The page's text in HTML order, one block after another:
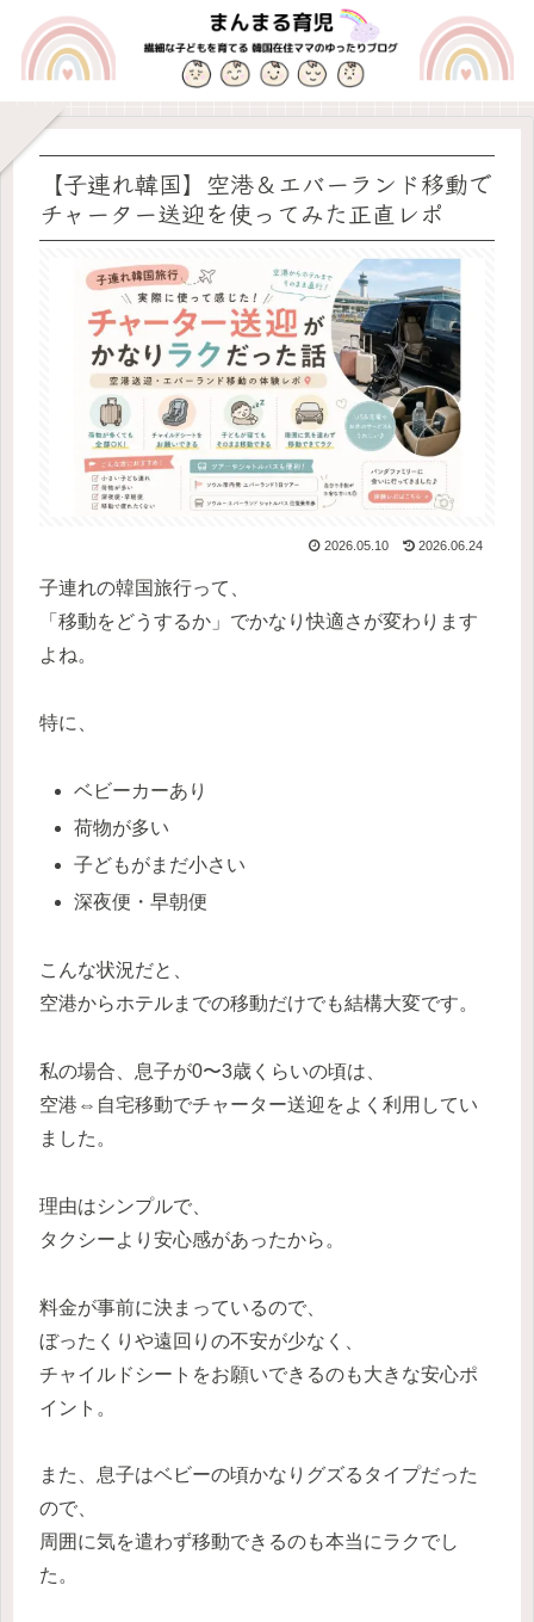
【子連れ韓国】空港＆エバーランド移動で
チャーター送迎を使ってみた正直レポ
2026.05.10 2026.06.24
子連れの韓国旅行って、
「移動をどうするか」でかなり快適さが変わります
よね。
特に、
ベビーカーあり
荷物が多い
子どもがまだ小さい
深夜便・早朝便
こんな状況だと、
空港からホテルまでの移動だけでも結構大変です。
私の場合、息子が0〜3歳くらいの頃は、
空港⇔自宅移動でチャーター送迎をよく利用してい
ました。
理由はシンプルで、
タクシーより安心感があったから。
料金が事前に決まっているので、
ぼったくりや遠回りの不安が少なく、
チャイルドシートをお願いできるのも大きな安心ポ
イント。
また、息子はベビーの頃かなりグズるタイプだった
ので、
周囲に気を遣わず移動できるのも本当にラクでし
た。